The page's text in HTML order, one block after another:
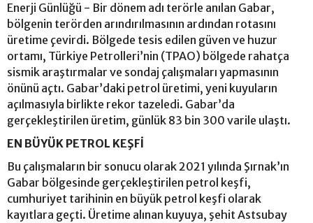
Enerji Günlüğü - Bir dönem adı terörle anılan Gabar,
bölgenin terörden arındırılmasının ardından rotasını
üretime çevirdi. Bölgede tesis edilen güven ve huzur
ortamı, Türkiye Petrolleri’nin (TPAO) bölgede rahatça
sismik araştırmalar ve sondaj çalışmaları yapmasının
önünü açtı. Gabar’daki petrol üretimi, yeni kuyuların
açılmasıyla birlikte rekor tazeledi. Gabar’da
gerçekleştirilen üretim, günlük 83 bin 300 varile ulaştı.
EN BÜYÜK PETROL KEŞFİ
Bu çalışmaların bir sonucu olarak 2021 yılında Şırnak’ın
Gabar bölgesinde gerçekleştirilen petrol keşfi,
cumhuriyet tarihinin en büyük petrol keşfi olarak
kayıtlara geçti. Üretime alınan kuyuya, şehit Astsubay